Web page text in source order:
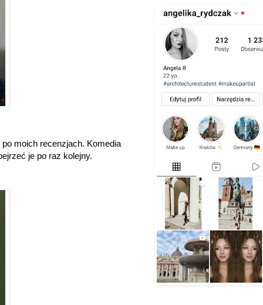
moich recenzjach. Komedia
je po raz kolejny.